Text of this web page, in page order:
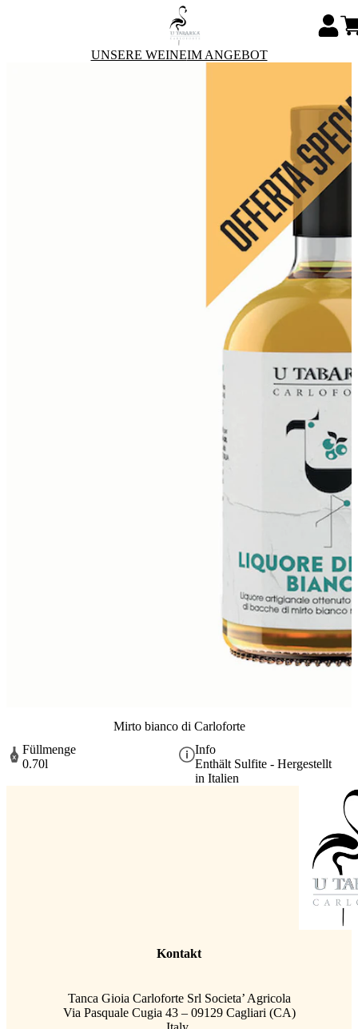
UNSERE WEINEIM ANGEBOT
Mirto bianco di Carloforte
Füllmenge
0.70l
Info
Enthält Sulfite - Hergestellt
in Italien
Kontakt
Tanca Gioia Carloforte Srl Societa’ Agricola
Via Pasquale Cugia 43 – 09129 Cagliari (CA)